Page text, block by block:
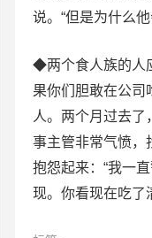
说。“但是为什么
◆两个食人族的人
果你们胆敢在公司
人。两个月过去了
事主管非常气愤，
抱怨起来：“我一
现。你看现在吃了